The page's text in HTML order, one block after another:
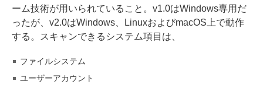
ーム技術が用いられていること。v1.0はWindows専用だ
ったが、v2.0はWindows、LinuxおよびmacOS上で動作
する。スキャンできるシステム項目は、
ファイルシステム
ユーザーアカウント